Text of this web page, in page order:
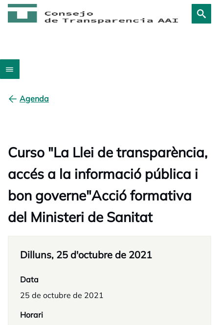
Agenda
Curso "La Llei de transparència,
accés a la informació pública i
bon governe"Acció formativa
del Ministeri de Sanitat
Dilluns, 25 d'octubre de 2021
Data
25 de octubre de 2021
Horari